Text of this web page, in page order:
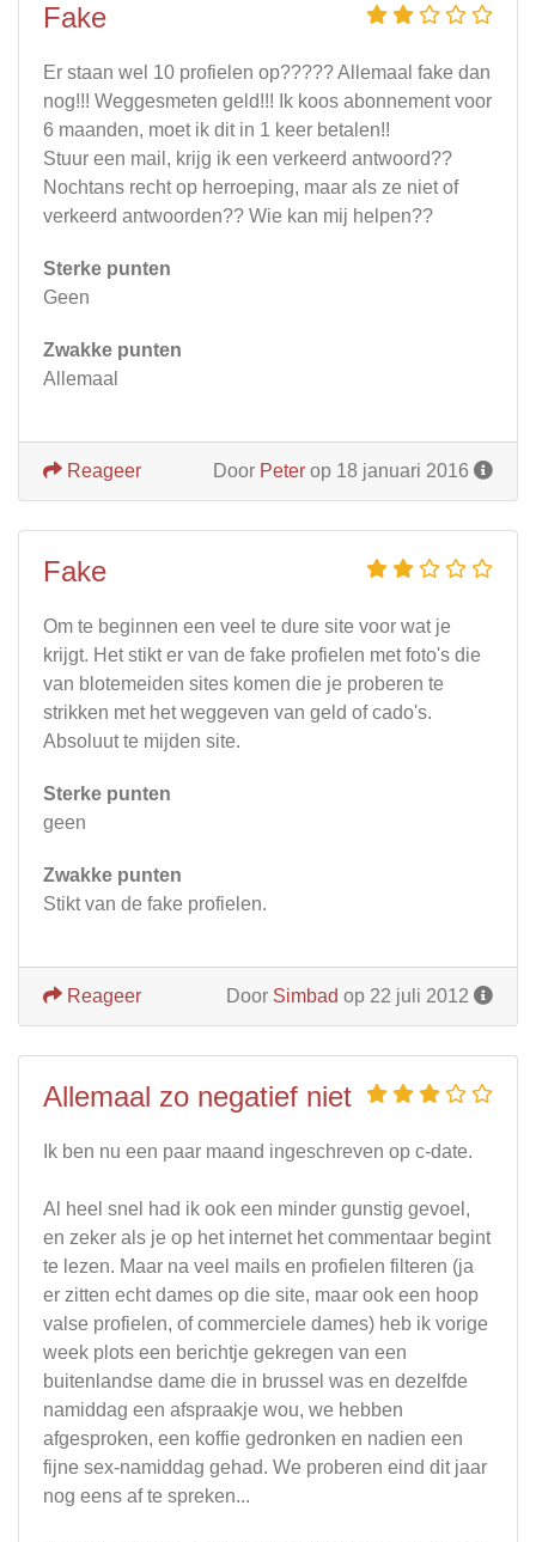
Fake
Er staan wel 10 profielen op????? Allemaal fake dan
nog!!! Weggesmeten geld!!! Ik koos abonnement voor
6 maanden, moet ik dit in 1 keer betalen!!
Stuur een mail, krijg ik een verkeerd antwoord??
Nochtans recht op herroeping, maar als ze niet of
verkeerd antwoorden?? Wie kan mij helpen??
Sterke punten
Geen
Zwakke punten
Allemaal
Door Peter op 18 januari 2016
Reageer
Fake
Om te beginnen een veel te dure site voor wat je
krijgt. Het stikt er van de fake profielen met foto's die
van blotemeiden sites komen die je proberen te
strikken met het weggeven van geld of cado's.
Absoluut te mijden site.
Sterke punten
geen
Zwakke punten
Stikt van de fake profielen.
Door Simbad op 22 juli 2012
Reageer
Allemaal zo negatief niet
Ik ben nu een paar maand ingeschreven op c-date.
Al heel snel had ik ook een minder gunstig gevoel,
en zeker als je op het internet het commentaar begint
te lezen. Maar na veel mails en profielen filteren (ja
er zitten echt dames op die site, maar ook een hoop
valse profielen, of commerciele dames) heb ik vorige
week plots een berichtje gekregen van een
buitenlandse dame die in brussel was en dezelfde
namiddag een afspraakje wou, we hebben
afgesproken, een koffie gedronken en nadien een
fijne sex-namiddag gehad. We proberen eind dit jaar
nog eens af te spreken...